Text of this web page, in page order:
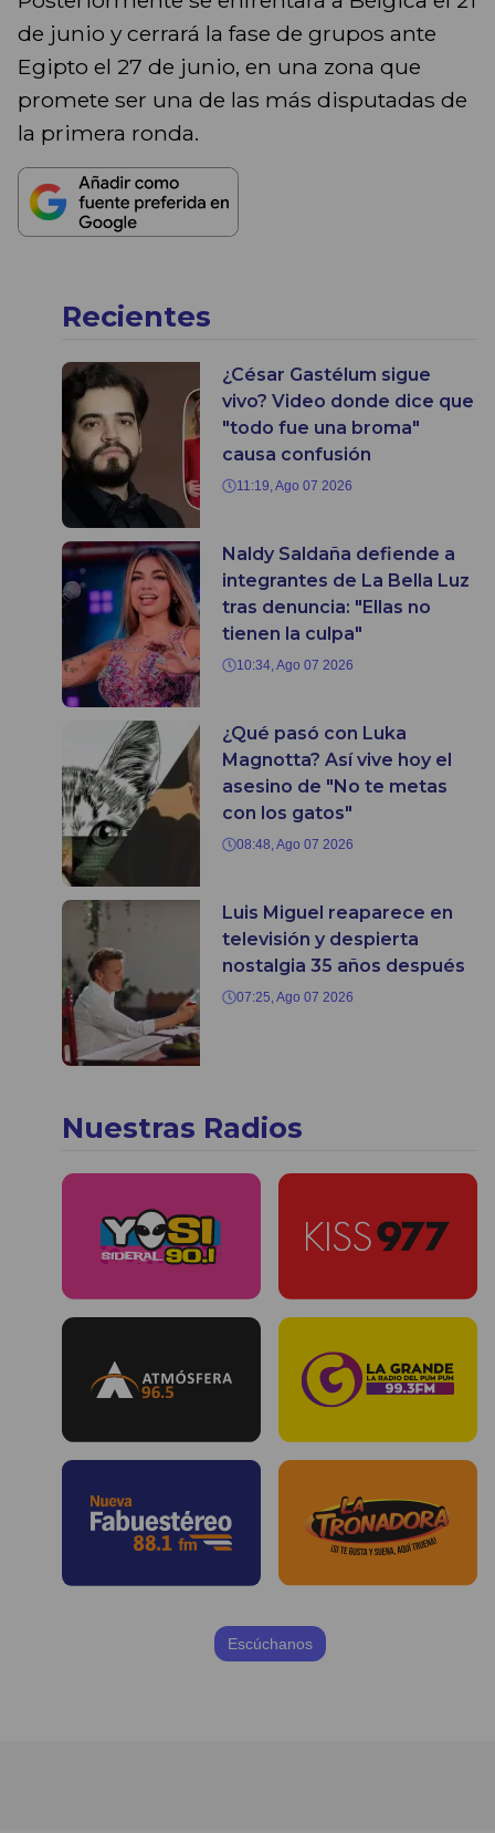
de junio y cerrará la fase de grupos ante
Egipto el 27 de junio, en una zona que
promete ser una de las más disputadas de
la primera ronda.
Recientes
¿César Gastélum sigue
vivo? Video donde dice que
"todo fue una broma"
causa confusión
11:19, Ago 07 2026
Naldy Saldaña defiende a
integrantes de La Bella Luz
tras denuncia: "Ellas no
tienen la culpa"
10:34, Ago 07 2026
¿Qué pasó con Luka
Magnotta? Así vive hoy el
asesino de "No te metas
con los gatos"
08:48, Ago 07 2026
Luis Miguel reaparece en
televisión y despierta
nostalgia 35 años después
07:25, Ago 07 2026
Nuestras Radios
Escúchanos